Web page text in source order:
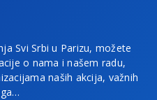
Svi Srbi u Parizu, možete
o nama i našem radu,
naših akcija, važnih